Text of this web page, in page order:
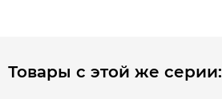
Товары с этой же серии: